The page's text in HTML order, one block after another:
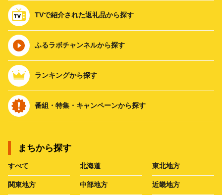
TVで紹介された返礼品から探す
ふるラボチャンネルから探す
ランキングから探す
番組・特集・キャンペーンから探す
まちから探す
すべて 北海道 東北地方
関東地方 中部地方 近畿地方